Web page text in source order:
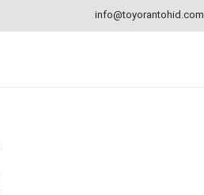
info@toyorantohid.com